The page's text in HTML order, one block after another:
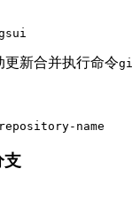
更新合并执行命令
name
支